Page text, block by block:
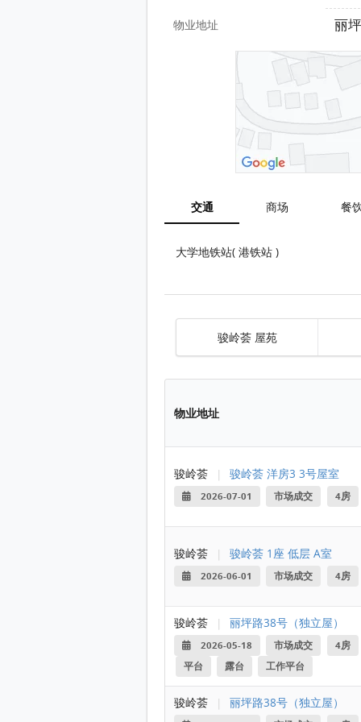
物业地址 丽
交通 商场 餐
大学地铁站( 港铁站 )
骏岭荟 屋苑
物业地址
骏岭荟 | 骏岭荟 洋房3 3号屋室
2026-07-01 市场成交 4房
骏岭荟 | 骏岭荟 1座 低层 A室
2026-06-01 市场成交 4房
骏岭荟 | 丽坪路38号（独立屋）
2026-05-18 市场成交
4房
平台
露台 工作平台
骏岭荟 | 丽坪路38号（独立屋）